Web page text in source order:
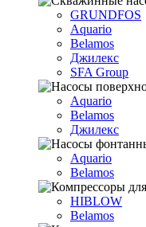
GRUNDFOS
Aquario
Belamos
Джилекс
SFA Group
Aquario
Belamos
Джилекс
Aquario
Belamos
HIBLOW
Belamos